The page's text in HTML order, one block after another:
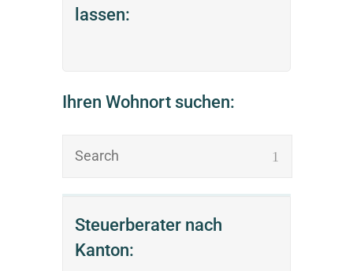
lassen:
Ihren Wohnort suchen:
Steuerberater nach
Kanton: